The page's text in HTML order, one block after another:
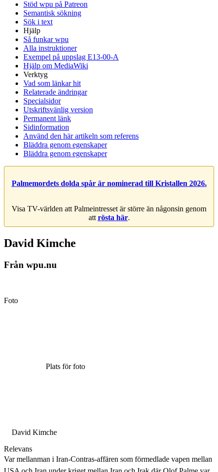
Stöd wpu på Patreon
Semantisk sökning
Sök i text
Hjälp
Så funkar wpu
Alla instruktioner
Exempel på uppslag E13-00-A
Hjälp om MediaWiki
Verktyg
Vad som länkar hit
Relaterade ändringar
Specialsidor
Utskriftsvänlig version
Permanent länk
Sidinformation
Använd den här artikeln som referens
Bläddra genom egenskaper
Bläddra genom egenskaper
Palmemordets dolda spår är nominerad till Kristallen 2026.
Visa TV-världen att Palmeintresset är större än någonsin genom
att rösta här.
David Kimche
Från wpu.nu
Foto
Plats för foto
David Kimche
Relevans
Var mellanman i Iran-Contras-affären som förmedlade vapen mellan